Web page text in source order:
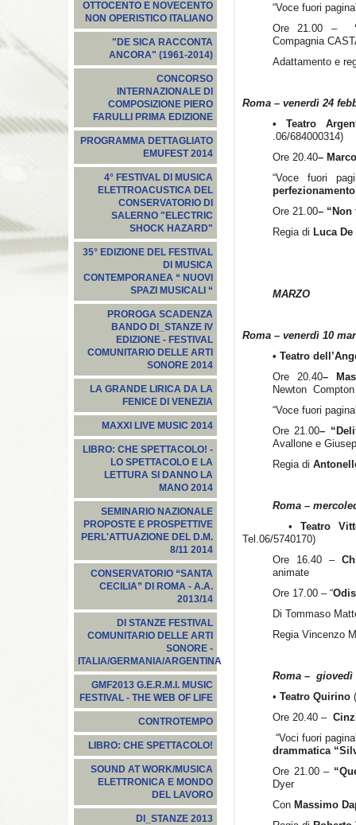
OTTOCENTO E NOVECENTO
NON OPERISTICO ITALIANO
"DE SICA RACCONTA
ANCORA" (1961-2014)
CONCORSO
INTERNAZIONALE DI
COMPOSIZIONE PIERO
FARULLI PRIMA EDIZIONE
PROGRAMMA DETTAGLIATO
EMUFEST 2014
4° FESTIVAL DI MUSICA
ELETTROACUSTICA DEL
CONSERVATORIO DI
SALERNO "ELECTRIC
SHOCK HAZARD"
35° EDIZIONE DEL FESTIVAL
DI MUSICA
CONTEMPORANEA “ NUOVI
SPAZI MUSICALI “
PROROGA SCADENZA
BANDO DI_STANZE IV
EDIZIONE - FESTIVAL
COMUNITARIO DELLE ARTI
SONORE 2014
LA GRANDE LIRICA DA LA
FENICE DI VENEZIA
MAXXI LIVE MUSIC 2014
LIBRO: CHE SPETTACOLO! -
LO SPETTACOLO E LA
LETTURA SI DANNO LA
MANO 2014
SEMINARIO NAZIONALE
PROPOSTE E PROSPETTIVE
PERL'ATTUAZIONE DEL D.M.
8/11 2014
CONSERVATORIO “SANTA
CECILIA” DI ROMA - A.A.
2013/14
DI STANZE FESTIVAL
COMUNITARIO DELLE ARTI
SONORE -
ITALIA/GERMANIA/ARGENTINA
GMF2013 G.E.R.M.I. MUSIC
FESTIVAL - THE WEB OF LIFE
CONTROTEMPO
LIBRO: CHE SPETTACOLO!
SOUND AT WORK/MUSICA
ELETTRONICA E MONDO
DEL LAVORO
DI_STANZE 2013
“Voce fuori
Ore 21.00 –
Compagnia
Adattamento e
Roma – venerdì 24
• Teatro
.06/684000314)
Ore 20.40–
“Voce fuori
Ore 21.00– “Non
Regia di Luca
MARZO
Roma – venerdì 10
• Teatro
Ore 20.40–
Newton
“Voce fuori
Ore 21.00–
Avallone e
Regia di
Roma –
• Teatro
Tel.06/5740170)
Ore 16.40 –
animate
Ore 17.00 – “
Di Tommaso
Regia Vincenzo
Roma – giovedì
• Teatro Quirino
Ore 20.40 –
“Voci fuori
drammatica
Ore 21.00 –
Dyer
Con Massimo